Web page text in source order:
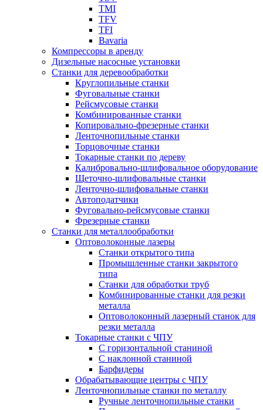
TMI
TFV
TFI
Bavaria
Компрессоры в аренду
Дизельные насосные установки
Станки для деревообработки
Круглопильные станки
Фуговальные станки
Рейсмусовые станки
Комбинированные станки
Копировально-фрезерные станки
Ленточнопильные станки
Торцовочные станки
Токарные станки по дереву
Калибровально-шлифовальное оборудование
Щеточно-шлифовальные станки
Ленточно-шлифовальные станки
Автоподатчики
Фуговально-рейсмусовые станки
Фрезерные станки
Станки для металлообработки
Оптоволоконные лазеры
Станки открытого типа
Промышленные станки закрытого
типа
Станки для обработки труб
Комбинированные станки для резки
металла
Оптоволоконный лазерный станок для
резки металла
Токарные станки с ЧПУ
С горизонтальной станиной
С наклонной станиной
Барфидеры
Обрабатывающие центры с ЧПУ
Ленточнопильные станки по металлу
Ручные ленточнопильные станки